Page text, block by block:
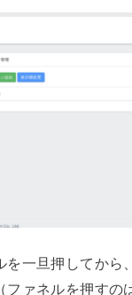
一旦押してから
ファネルを押すの